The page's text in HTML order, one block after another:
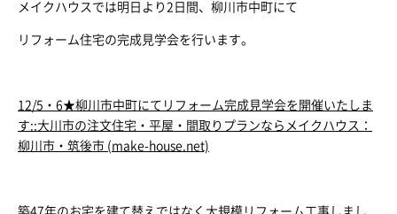
メイクハウスでは明日より2日間、柳川市中町にて
リフォーム住宅の完成見学会を行います。
12/5・6★柳川市中町にてリフォーム完成見学会を開催いたしま
す::大川市の注文住宅・平屋・間取りプランならメイクハウス：
柳川市・筑後市 (make-house.net)
築47年のお宅を建て替えではなく大規模リフォーム工事しまし